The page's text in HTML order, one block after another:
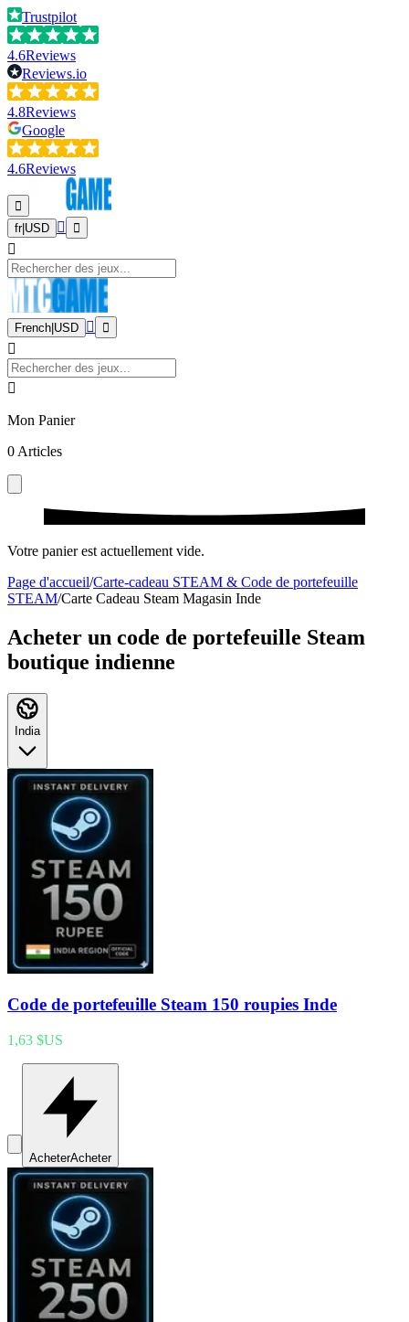
Trustpilot
4.6Reviews
Reviews.io
4.8Reviews
Google
4.6Reviews
fr| USD
French USD
Mon Panier
0 Articles
Votre panier est actuellement vide.
Page d'accueil/Carte-cadeau STEAM & Code de portefeuille
STEAM/Carte Cadeau Steam Magasin Inde
Acheter un code de portefeuille Steam
boutique indienne
India
Code de portefeuille Steam 150 roupies Inde
1,63 $US
AcheterAcheter